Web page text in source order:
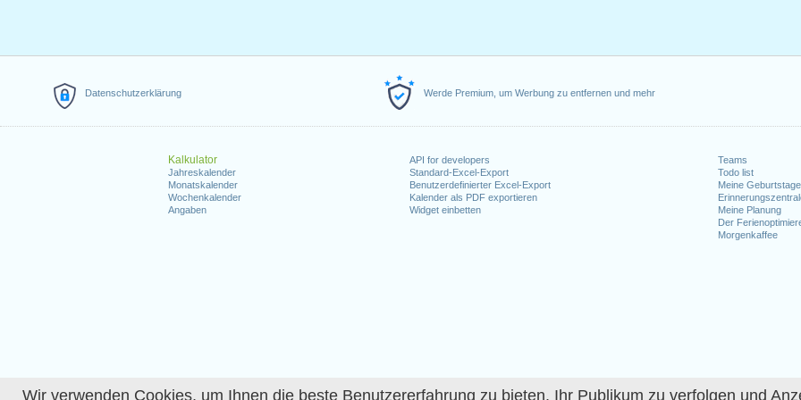
Wir verwenden Cookies, um Ihnen die beste Benutzererfahrung zu bieten, Ihr Publikum zu verfolgen und
Datenschutzerklärung Werde Premium, um Werbung zu entfernen und mehr
Kalkulator
Jahreskalender
Monatskalender
Wochenkalender
Angaben
API for developers
Standard-Excel-Export
Benutzerdefinierter Excel-Export
Kalender als PDF exportieren
Widget einbetten
Teams
Todo list
Meine Geburtstage
Meine Planung
Der
Morgenkaffee